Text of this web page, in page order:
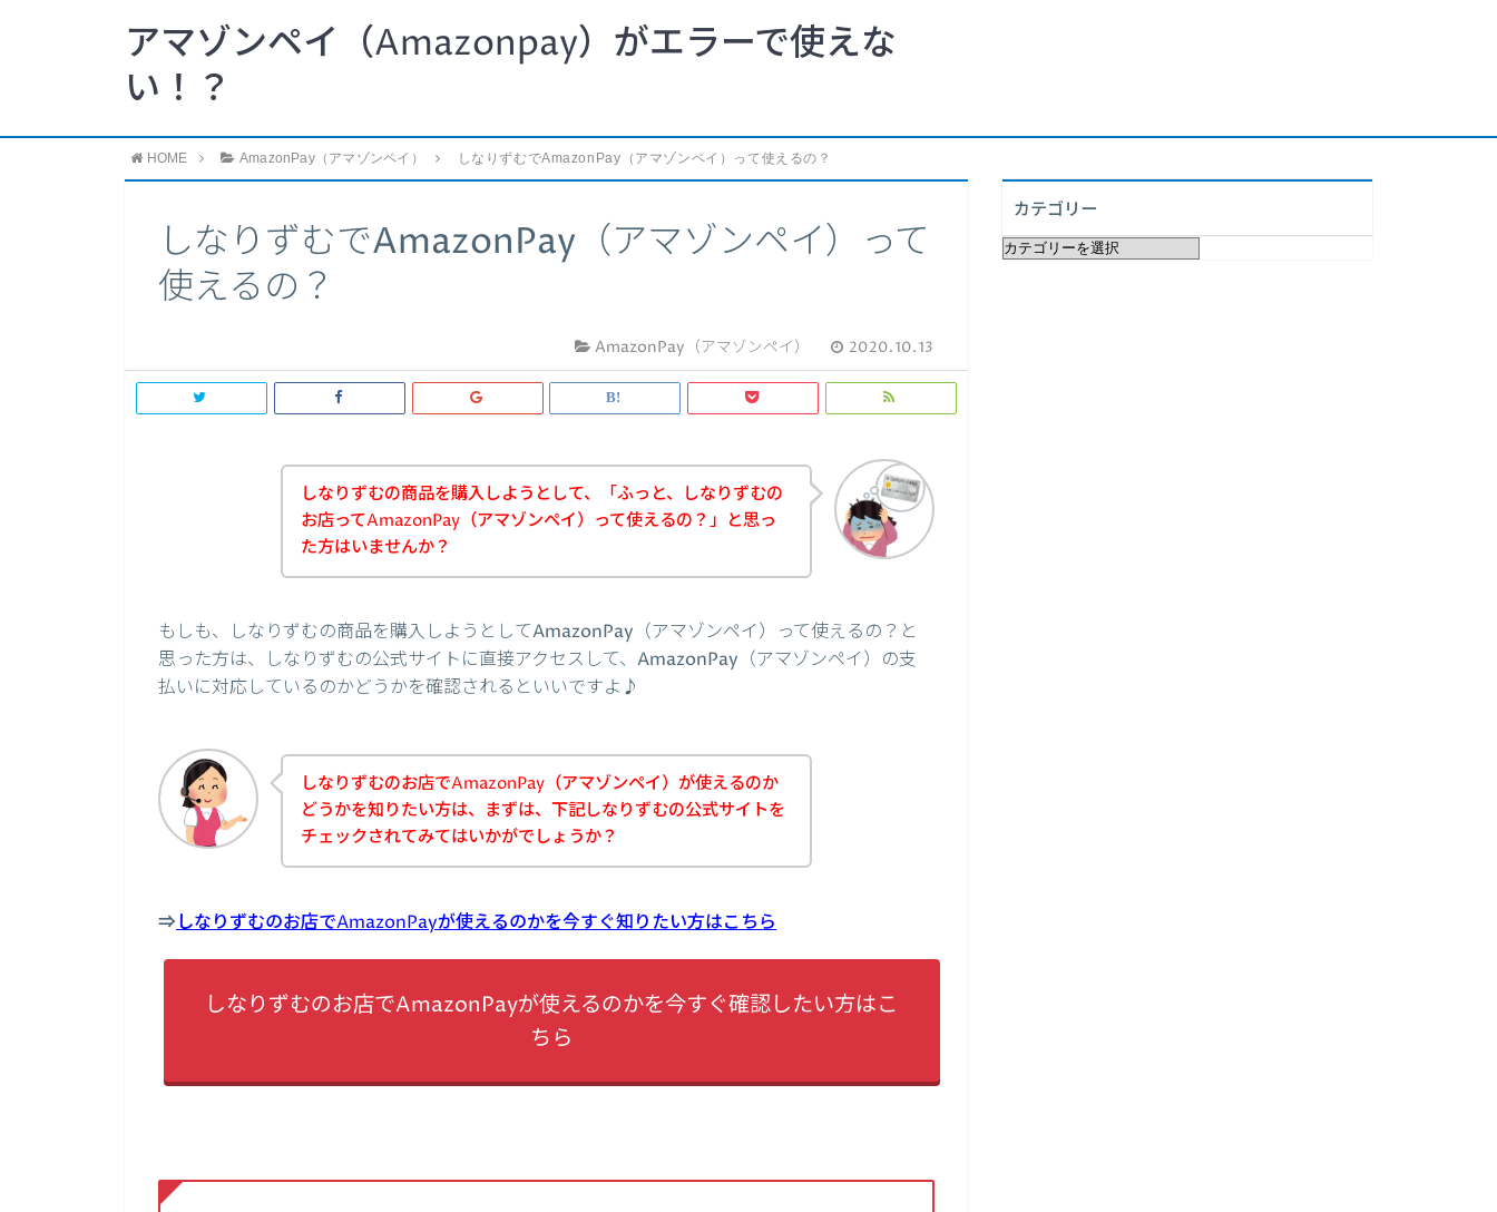
アマゾンペイ（Amazonpay）がエラーで使えな
い！？
HOME AmazonPay（アマゾンペイ） しなりずむでAmazonPay（アマゾンペイ）って使えるの？
しなりずむでAmazonPay（アマゾンペイ）って
使えるの？
AmazonPay（アマゾンペイ） 2020.10.13
しなりずむの商品を購入しようとして、「ふっと、しなりずむの
お店ってAmazonPay（アマゾンペイ）って使えるの？」と思っ
た方はいませんか？
もしも、しなりずむの商品を購入しようとしてAmazonPay（アマゾンペイ）って使えるの？と
思った方は、しなりずむの公式サイトに直接アクセスして、AmazonPay（アマゾンペイ）の支
払いに対応しているのかどうかを確認されるといいですよ♪
しなりずむのお店でAmazonPay（アマゾンペイ）が使えるのか
どうかを知りたい方は、まずは、下記しなりずむの公式サイトを
チェックされてみてはいかがでしょうか？
⇒しなりずむのお店でAmazonPayが使えるのかを今すぐ知りたい方はこちら
しなりずむのお店でAmazonPayが使えるのかを今すぐ確認したい方はこ
ちら
カテゴリー